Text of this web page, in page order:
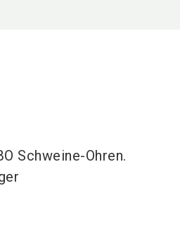
Schweine-Ohren.